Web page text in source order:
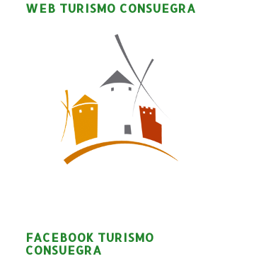
WEB TURISMO CONSUEGRA
FACEBOOK TURISMO
CONSUEGRA